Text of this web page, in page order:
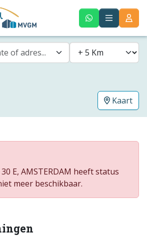
of adres...
Kaart
E, AMSTERDAM heeft status
meer beschikbaar.